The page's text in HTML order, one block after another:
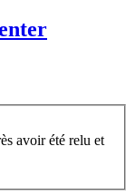
avoir été relu et